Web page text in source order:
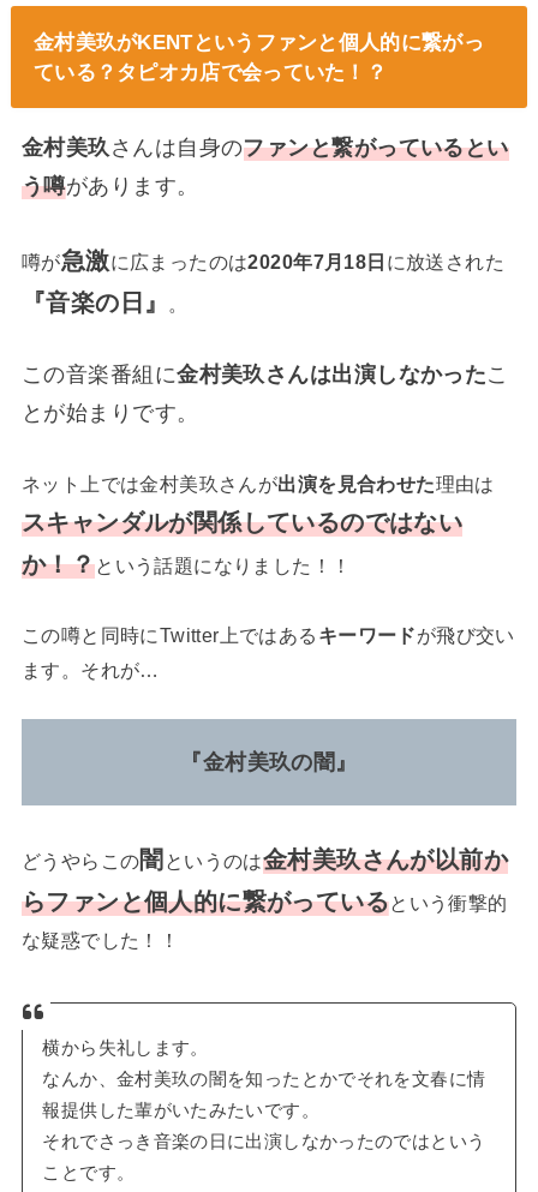
金村美玖がKENTというファンと個人的に繋がっ
ている？タピオカ店で会っていた！？
金村美玖さんは自身のファンと繋がっているとい
う噂があります。
噂が急激に広まったのは2020年7月18日 に放送された
『音楽の日』 。
この音楽番組に金村美玖さんは出演しなかったこ
とが始まりです。
ネット上では金村美玖さんが出演を見合わせた理由は
スキャンダルが関係しているのではない
か！？という話題になりました！！
この噂と同時にTwitter上ではある キーワードが飛び交い
ます。それが…
『金村美玖の闇』
どうやらこの闇 というのは金村美玖さんが以前か
らファンと個人的に繋がっているという衝撃的
な疑惑でした！！
横から失礼します。
なんか、金村美玖の闇を知ったとかでそれを文春に情
報提供した輩がいたみたいです。
それでさっき音楽の日に出演しなかったのではという
ことです。